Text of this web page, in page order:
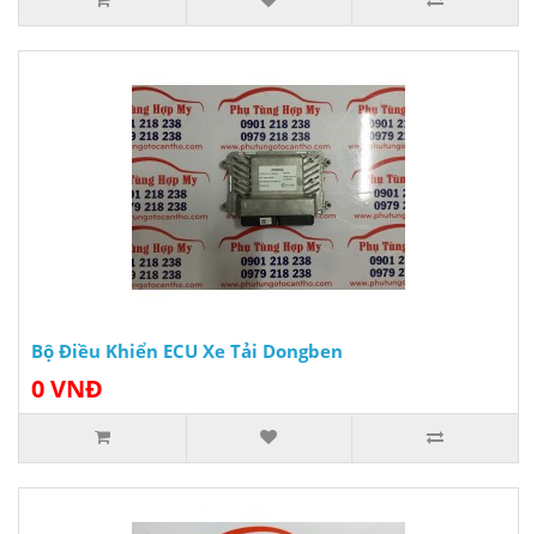
Bộ Điều Khiển ECU Xe Tải Dongben
0 VNĐ